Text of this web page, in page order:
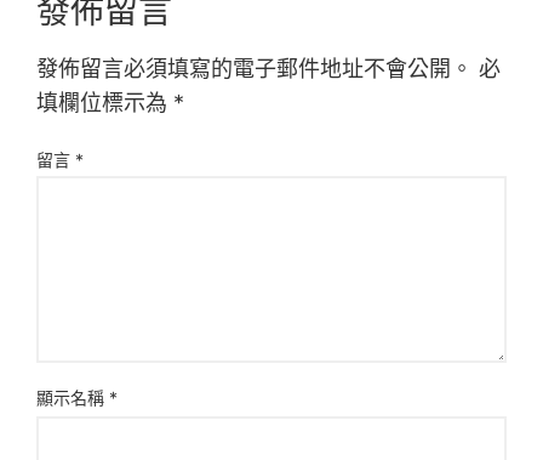
發佈留言
發佈留言必須填寫的電子郵件地址不會公開。 必
填欄位標示為 *
留言 *
顯示名稱 *